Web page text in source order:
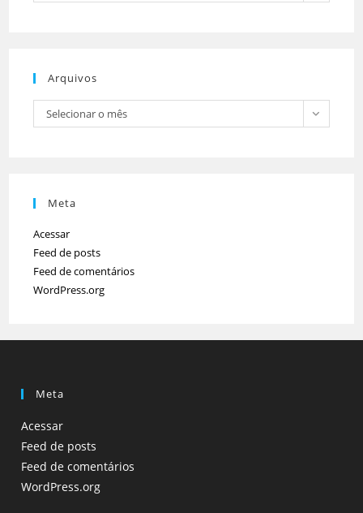
Arquivos
Selecionar o mês
Meta
Acessar
Feed de posts
Feed de comentários
WordPress.org
Meta
Acessar
Feed de posts
Feed de comentários
WordPress.org